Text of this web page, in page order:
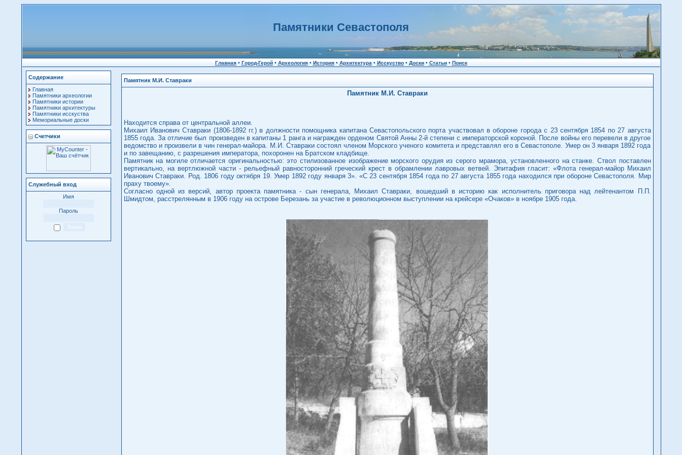
Памятники Севастополя
Главная• Город-Герой• Археология• История• Архитектура • Исскуство• Доски• Статьи• Поиск
Содержание
Главная
Памятники археологии
Памятники истории
Памятники архитектуры
Памятники исскуства
Мемориальные доски
Счетчики
Служебный вход
Имя
Пароль
Памятник М.И. Ставраки
Памятник М.И. Ставраки
Находится справа от центральной аллеи.
Михаил Иванович Ставраки (1806-1892 гг.) в должности помощника капитана Севастопольского порта участвовал в обороне города с 23 сентября 1854 по 27 августа
1855 года. За отличие был произведен в капитаны 1 ранга и награжден орденом Святой Анны 2-й степени с императорской короной. После войны его перевели в другое
ведомство и произвели в чин генерал-майора. М.И. Ставраки состоял членом Морского ученого комитета и представлял его в Севастополе. Умер он 3 января 1892 года
и по завещанию, с разрешения императора, похоронен на Братском кладбище.
Памятник на могиле отличается оригинальностью: это стилизованное изображение морского орудия из серого мрамора, установленного на станке. Ствол поставлен
вертикально, на вертлюжной части - рельефный равносторонний греческий крест в обрамлении лавровых ветвей. Эпитафия гласит: «Флота генерал-майор Михаил
Иванович Ставраки. Род. 1806 году октября 19. Умер 1892 году января 3». «С 23 сентября 1854 года по 27 августа 1855 года находился при обороне Севастополя. Мир
праху твоему».
Согласно одной из версий, автор проекта памятника - сын генерала, Михаил Ставраки, вошедший в историю как исполнитель приговора над лейтенантом П.П.
Шмидтом, расстрелянным в 1906 году на острове Березань за участие в революционном выступлении на крейсере «Очаков» в ноябре 1905 года.